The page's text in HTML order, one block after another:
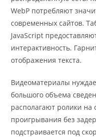
WebP потребляют
современных сайтов.
JavaScript
интерактивность.
отображения текста.
Видеоматериалы
большого объема
располагают ролики на
проигрывания без
подстраивается под